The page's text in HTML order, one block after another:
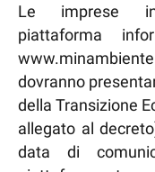
Le imprese
piattaforma
dovranno
della Transizione
allegato al
data di